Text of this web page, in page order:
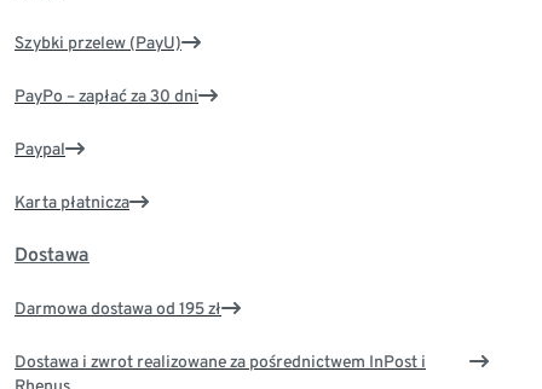
Szybki przelew (PayU)
PayPo – zapłać za 30 dni
Paypal
Karta płatnicza
Dostawa
Darmowa dostawa od 195 zł
Dostawa i zwrot realizowane za pośrednictwem InPost i
Rhenus